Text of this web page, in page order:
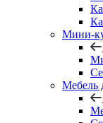
Мини-
Мебель